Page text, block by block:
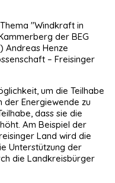
"Windkraft in
der BEG
Andreas Henze
– Freisinger
um die Teilhabe
Energiewende zu
dass sie die
Am Beispiel der
Land wird die
Unterstützung der
die Landkreisbürger